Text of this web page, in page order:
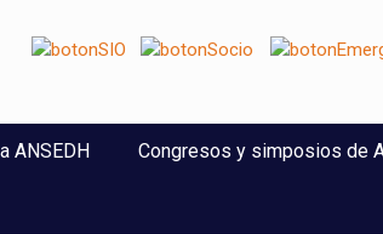
ANSEDH Congresos y simposios de